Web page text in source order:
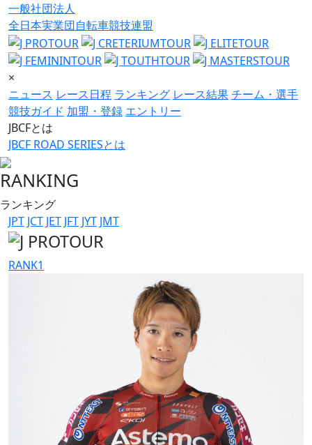
一般社団法人
全日本実業団自転車競技連盟
×
ニュース レース日程 ランキング レース結果チーム・選手
競技ガイド 加盟・登録 エントリー
JBCFとは
JBCF ROAD SERIESとは
RANKING
ランキング
JPT JCT JET JFT JYT JMT
RANK1